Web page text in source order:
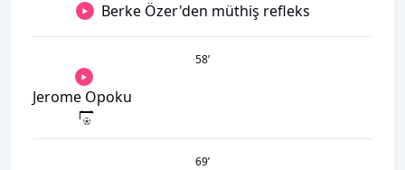
Berke Özer'den müthiş refleks
58’
Jerome Opoku
69’